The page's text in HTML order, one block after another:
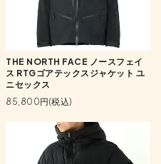
THE NORTH FACE ノースフェイ
ス RTGゴアテックスジャケット ユ
ニセックス
85,800円(税込)